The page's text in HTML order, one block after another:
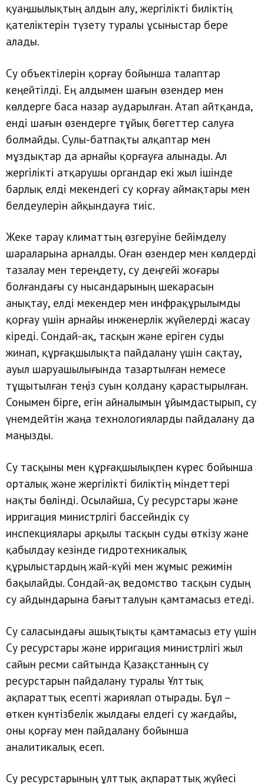
қуаңшылықтың алдын алу, жергілікті биліктің
қателіктерін түзету туралы ұсыныстар бере
алады.
Су объектілерін қорғау бойынша талаптар
кеңейтілді. Ең алдымен шағын өзендер мен
көлдерге баса назар аударылған. Атап айтқанда,
енді шағын өзендерге тұйық бөгеттер салуға
болмайды. Сулы-батпақты алқаптар мен
мұздықтар да арнайы қорғауға алынады. Ал
жергілікті атқарушы органдар екі жыл ішінде
барлық елді мекендегі су қорғау аймақтары мен
белдеулерін айқындауға тиіс.
Жеке тарау климаттың өзгеруіне бейімделу
шараларына арналды. Оған өзендер мен көлдерді
тазалау мен тереңдету, су деңгейі жоғары
болғандағы су нысандарының шекарасын
анықтау, елді мекендер мен инфрақұрылымды
қорғау үшін арнайы инженерлік жүйелерді жасау
кіреді. Сондай-ақ, тасқын және еріген суды
жинап, құрғақшылықта пайдалану үшін сақтау,
ауыл шаруашылығында тазартылған немесе
тұщытылған теңіз суын қолдану қарастырылған.
Сонымен бірге, егін айналымын ұйымдастырып, су
үнемдейтін жаңа технологияларды пайдалану да
маңызды.
Су тасқыны мен құрғақшылықпен күрес бойынша
орталық және жергілікті биліктің міндеттері
нақты бөлінді. Осылайша, Су ресурстары және
ирригация министрлігі бассейндік су
инспекциялары арқылы тасқын суды өткізу және
қабылдау кезінде гидротехникалық
құрылыстардың жай-күйі мен жұмыс режимін
бақылайды. Сондай-ақ ведомство тасқын судың
су айдындарына бағытталуын қамтамасыз етеді.
Су саласындағы ашықтықты қамтамасыз ету үшін
Су ресурстары және ирригация министрлігі жыл
сайын ресми сайтында Қазақстанның су
ресурстарын пайдалану туралы Ұлттық
ақпараттық есепті жариялап отырады. Бұл –
өткен күнтізбелік жылдағы елдегі су жағдайы,
оны қорғау мен пайдалану бойынша
аналитикалық есеп.
Су ресурстарының ұлттық ақпараттық жүйесі